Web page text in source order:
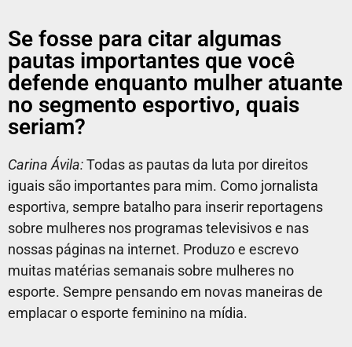
Se fosse para citar algumas
pautas importantes que você
defende enquanto mulher atuante
no segmento esportivo, quais
seriam?
Carina Ávila:Todas as pautas da luta por direitos
iguais são importantes para mim. Como jornalista
esportiva, sempre batalho para inserir reportagens
sobre mulheres nos programas televisivos e nas
nossas páginas na internet. Produzo e escrevo
muitas matérias semanais sobre mulheres no
esporte. Sempre pensando em novas maneiras de
emplacar o esporte feminino na mídia.